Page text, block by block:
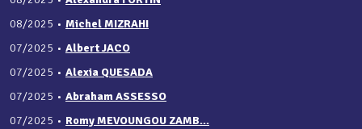
08/2025 • Michel MIZRAHI
07/2025 • Albert JACO
07/2025 • Alexia QUESADA
07/2025 • Abraham ASSESSO
07/2025 • Romy MEVOUNGOU ZAMB...